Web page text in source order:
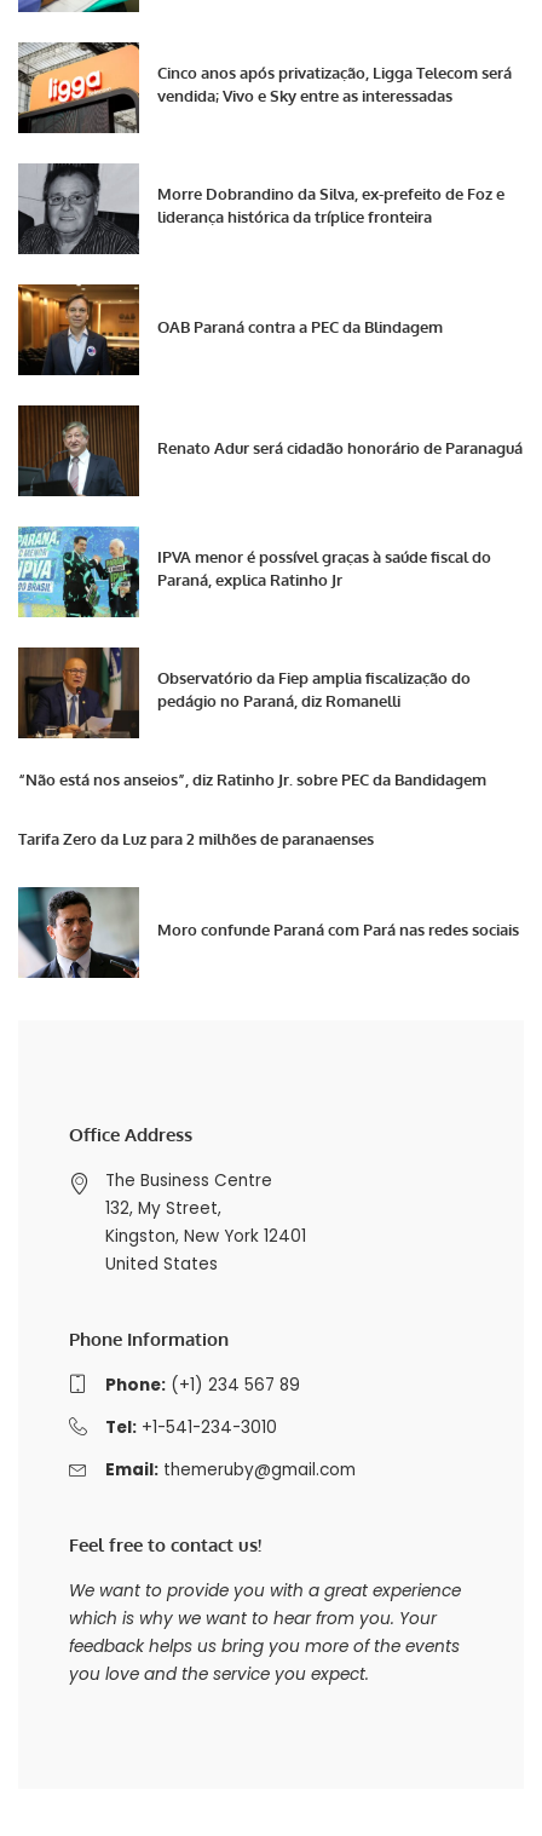
Cinco anos após privatização, Ligga Telecom será
vendida; Vivo e Sky entre as interessadas
Morre Dobrandino da Silva, ex-prefeito de Foz e
liderança histórica da tríplice fronteira
OAB Paraná contra a PEC da Blindagem
Renato Adur será cidadão honorário de Paranaguá
IPVA menor é possível graças à saúde fiscal do
Paraná, explica Ratinho Jr
Observatório da Fiep amplia fiscalização do
pedágio no Paraná, diz Romanelli
“Não está nos anseios”, diz Ratinho Jr. sobre PEC da Bandidagem
Tarifa Zero da Luz para 2 milhões de paranaenses
Moro confunde Paraná com Pará nas redes sociais
Office Address
The Business Centre
132, My Street,
Kingston, New York 12401
United States
Phone Information
Phone:(+1) 234 567 89
Tel:+1-541-234-3010
Email: themeruby@gmail.com
Feel free to contact us!
We want to provide you with a great experience
which is why we want to hear from you. Your
feedback helps us bring you more of the events
you love and the service you expect.